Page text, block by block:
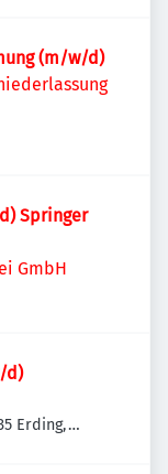
(m/w/d)
Springer
GmbH
d)
Erding,